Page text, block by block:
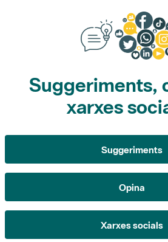
Suggeriments,
xarxes
Suggeriments
Opina
Xarxes socials